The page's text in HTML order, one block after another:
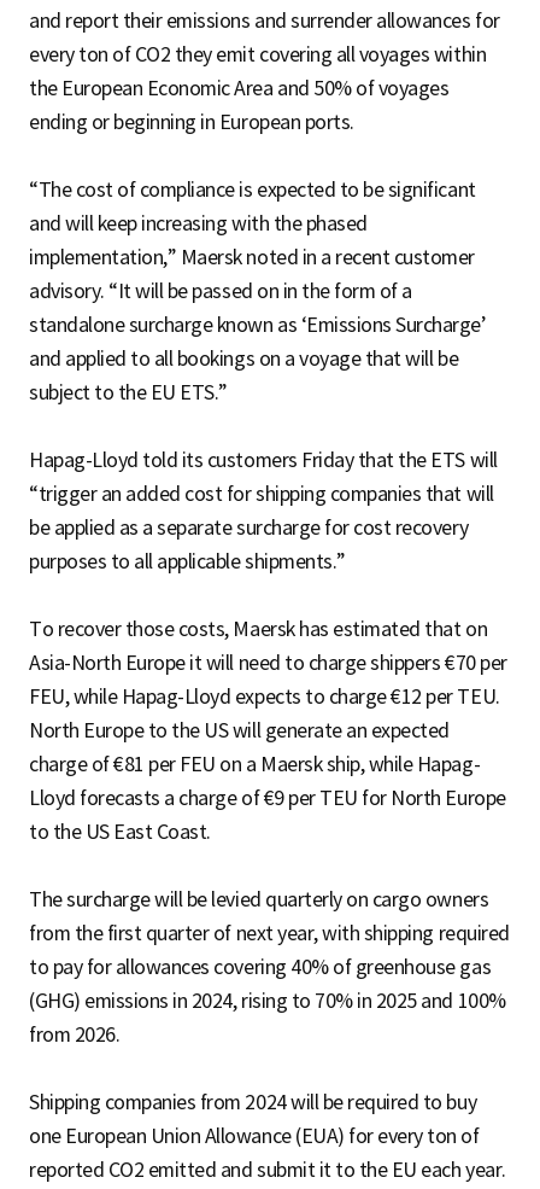
and report their emissions and surrender allowances for
every ton of CO2 they emit covering all voyages within
the European Economic Area and 50% of voyages
ending or beginning in European ports.
“The cost of compliance is expected to be significant
and will keep increasing with the phased
implementation,” Maersk noted in a recent customer
advisory. “It will be passed on in the form of a
standalone surcharge known as ‘Emissions Surcharge’
and applied to all bookings on a voyage that will be
subject to the EU ETS.”
Hapag-Lloyd told its customers Friday that the ETS will
“trigger an added cost for shipping companies that will
be applied as a separate surcharge for cost recovery
purposes to all applicable shipments.”
To recover those costs, Maersk has estimated that on
Asia-North Europe it will need to charge shippers €70 per
FEU, while Hapag-Lloyd expects to charge €12 per TEU.
North Europe to the US will generate an expected
charge of €81 per FEU on a Maersk ship, while Hapag-
Lloyd forecasts a charge of €9 per TEU for North Europe
to the US East Coast.
The surcharge will be levied quarterly on cargo owners
from the first quarter of next year, with shipping required
to pay for allowances covering 40% of greenhouse gas
(GHG) emissions in 2024, rising to 70% in 2025 and 100%
from 2026.
Shipping companies from 2024 will be required to buy
one European Union Allowance (EUA) for every ton of
reported CO2 emitted and submit it to the EU each year.